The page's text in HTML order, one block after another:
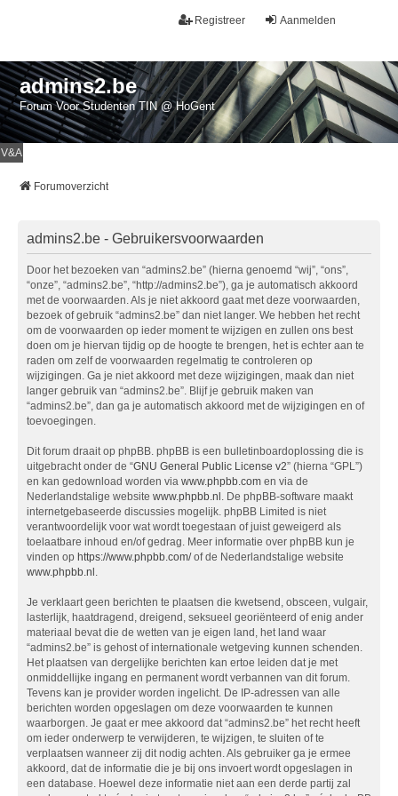
Aanmelden
Registreer
admins2.be
Forum Voor Studenten TIN @ HoGent
V&A
Forumoverzicht
admins2.be - Gebruikersvoorwaarden
Door het bezoeken van “admins2.be” (hierna genoemd “wij”, “ons”,
“onze”, “admins2.be”, “http://admins2.be”), ga je automatisch akkoord
met de voorwaarden. Als je niet akkoord gaat met deze voorwaarden,
bezoek of gebruik “admins2.be” dan niet langer. We hebben het recht
om de voorwaarden op ieder moment te wijzigen en zullen ons best
doen om je hiervan tijdig op de hoogte te brengen, het is echter aan te
raden om zelf de voorwaarden regelmatig te controleren op
wijzigingen. Ga je niet akkoord met deze wijzigingen, maak dan niet
langer gebruik van “admins2.be”. Blijf je gebruik maken van
“admins2.be”, dan ga je automatisch akkoord met de wijzigingen en of
toevoegingen.
Dit forum draait op phpBB. phpBB is een bulletinboardoplossing die is
uitgebracht onder de “GNU General Public License v2” (hierna “GPL”)
en kan gedownload worden via www.phpbb.com en via de
Nederlandstalige website www.phpbb.nl. De phpBB-software maakt
internetgebaseerde discussies mogelijk. phpBB Limited is niet
verantwoordelijk voor wat wordt toegestaan of juist geweigerd als
toelaatbare inhoud en/of gedrag. Meer informatie over phpBB kun je
vinden op https://www.phpbb.com/of de Nederlandstalige website
www.phpbb.nl.
Je verklaart geen berichten te plaatsen die kwetsend, obsceen, vulgair,
lasterlijk, haatdragend, dreigend, seksueel georiënteerd of enig ander
materiaal bevat die de wetten van je eigen land, het land waar
“admins2.be” is gehost of internationale wetgeving kunnen schenden.
Het plaatsen van dergelijke berichten kan ertoe leiden dat je met
onmiddellijke ingang en permanent wordt verbannen van dit forum.
Tevens kan je provider worden ingelicht. De IP-adressen van alle
berichten worden opgeslagen om deze voorwaarden te kunnen
waarborgen. Je gaat er mee akkoord dat “admins2.be” het recht heeft
om ieder onderwerp te verwijderen, te wijzigen, te sluiten of te
verplaatsen wanneer zij dit nodig achten. Als gebruiker ga je ermee
akkoord, dat de informatie die je bij ons invoert wordt opgeslagen in
een database. Hoewel deze informatie niet aan een derde partij zal